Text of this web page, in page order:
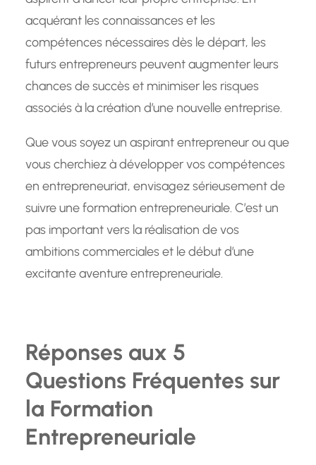
acquérant les connaissances et les
compétences nécessaires dès le départ, les
futurs entrepreneurs peuvent augmenter leurs
chances de succès et minimiser les risques
associés à la création d’une nouvelle entreprise.
Que vous soyez un aspirant entrepreneur ou que
vous cherchiez à développer vos compétences
en entrepreneuriat, envisagez sérieusement de
suivre une formation entrepreneuriale. C’est un
pas important vers la réalisation de vos
ambitions commerciales et le début d’une
excitante aventure entrepreneuriale.
Réponses aux 5
Questions Fréquentes sur
la Formation
Entrepreneuriale